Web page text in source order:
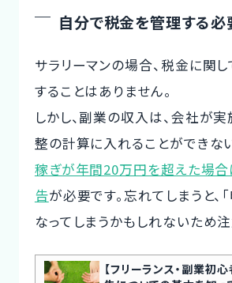
自分で税金を管理する必
サラリーマンの場合、税金に関
することはありません。
しかし、副業の収入は、会社が
整の計算に入れることができな
稼ぎが年間20万円を超えた場合
告が必要です。忘れてしまうと、
なってしまうかもしれないため注
【フリーランス・副業初